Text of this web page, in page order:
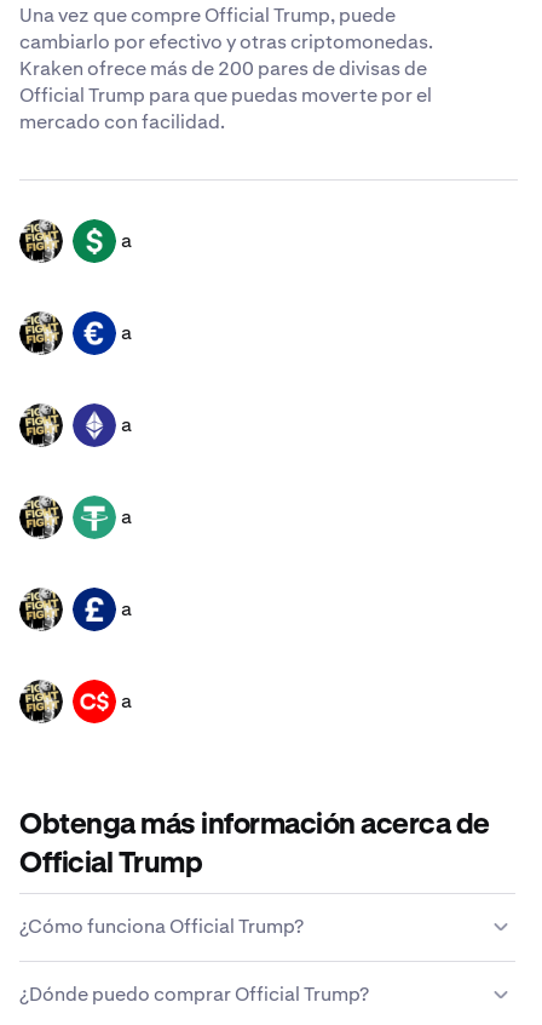
Una vez que compre Official Trump, puede
cambiarlo por efectivo y otras criptomonedas.
Kraken ofrece más de 200 pares de divisas de
Official Trump para que puedas moverte por el
mercado con facilidad.
TRUMP USD a
TRUMP EUR a
TRUMP ETH a
TRUMP USDT a
TRUMP GBP a
TRUMP CAD a
Obtenga más información acerca de
Official Trump
¿Cómo funciona Official Trump?
Trump no la emite ni la mantiene ninguna entidad
¿Dónde puedo comprar Official Trump?